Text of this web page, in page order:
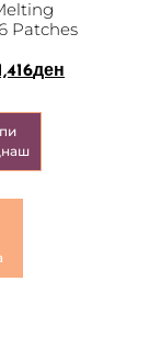
Patches
ден